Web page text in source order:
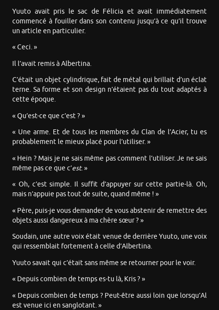
Yuuto avait pris le sac de Félicia et avait immédiatement
commencé à fouiller dans son contenu jusqu’à ce qu’il trouve
un article en particulier.
« Ceci. »
Il l’avait remis à Albertina.
C’était un objet cylindrique, fait de métal qui brillait d’un éclat
terne. Sa forme et son design n’étaient pas du tout adaptés à
cette époque.
« Qu’est-ce que c’est ? »
« Une arme. Et de tous les membres du Clan de l’Acier, tu es
probablement le mieux placé pour l’utiliser. »
« Hein ? Mais je ne sais même pas comment l’utiliser. Je ne sais
même pas ce que c’est. »
« Oh, c’est simple. Il suffit d’appuyer sur cette partie-là. Oh,
mais n’appuie pas tout de suite, quand même ! »
« Père, puis-je vous demander de vous abstenir de remettre des
objets aussi dangereux à ma chère sœur ? »
Soudain, une autre voix était venue de derrière Yuuto, une voix
qui ressemblait fortement à celle d’Albertina.
Yuuto savait qui c’était sans même se retourner pour le voir.
« Depuis combien de temps es-tu là, Kris ? »
« Depuis combien de temps ? Peut-être aussi loin que lorsqu’Al
est venue ici en sanglotant. »